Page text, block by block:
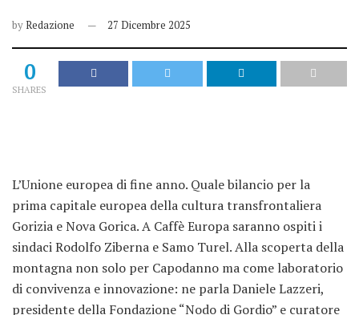
byRedazione 27 Dicembre 2025
0
SHARES
L’Unione europea di fine anno. Quale bilancio per la
prima capitale europea della cultura transfrontaliera
Gorizia e Nova Gorica. A Caffè Europa saranno ospiti i
sindaci Rodolfo Ziberna e Samo Turel. Alla scoperta della
montagna non solo per Capodanno ma come laboratorio
di convivenza e innovazione: ne parla Daniele Lazzeri,
presidente della Fondazione “Nodo di Gordio” e curatore